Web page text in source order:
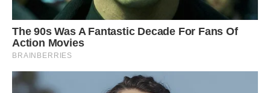
І величезного успіху
Від душі тобі бажаю,
З іменинами вітаю!